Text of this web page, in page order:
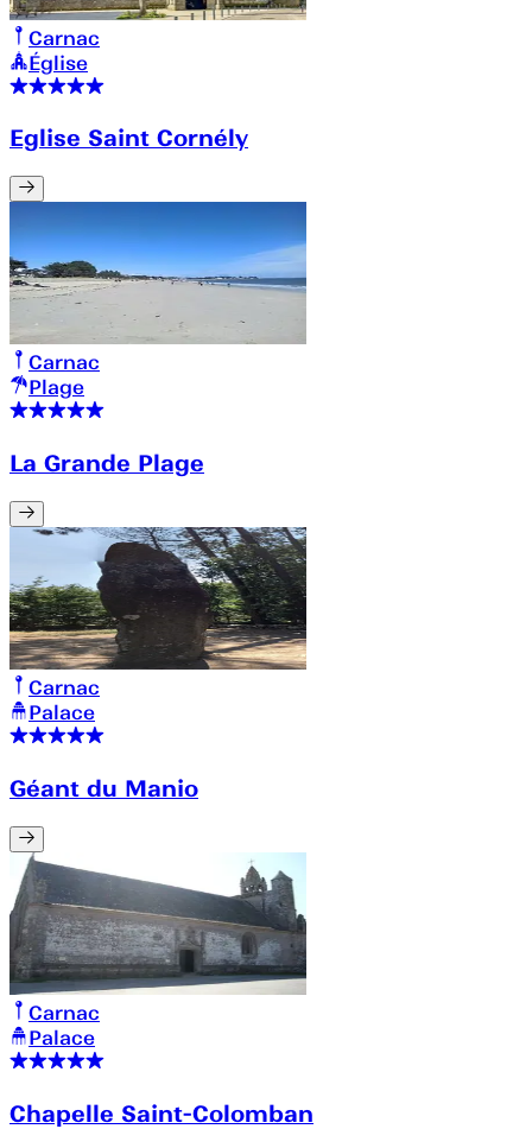
Carnac
Église
Eglise Saint Cornély
Carnac
Plage
La Grande Plage
Carnac
Palace
Géant du Manio
Carnac
Palace
Chapelle Saint-Colomban